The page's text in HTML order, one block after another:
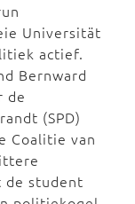
Universität
actief.
Bernward
de
(SPD)
Coalitie van
de student